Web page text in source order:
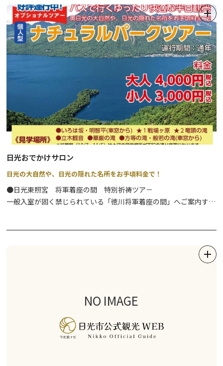
●BC. クロスカントリースキー奥日光で、上質なパウダースノーに
出会えるツアーです。
⇒詳細はこちら
冬はスノーシューツアーがおすすめ。
専属ガイドスタイルの「貸切ガイド（半日または１日）」が人気で
すが、2名から催行される各種ツアーのほか学校団体向けの自然体
験学習もオーダーメイドのプログラムで可能です。
日光の自然に精通したガイドとともに素晴しい大自然を満喫してみ
ませんか。
日光おでかけサロン
日光の大自然や、日光の隠れた名所をお手頃料金で！
●日光東照宮 将軍着座の間 特別祈祷ツア－
一般入室が固く禁じられている「徳川将軍着座の間」へご案内する
すがすがしい朝の時間帯に、地元ガイドと「歴史に包まれた町並
●歴史の山内朝のそぞろ歩き
少し早起きをして、歴史につつまれた日光山内を地元ガイドと共に
散歩するツアーです。
NO IMAGE